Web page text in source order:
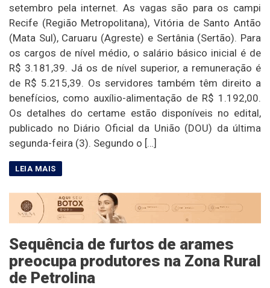
setembro pela internet. As vagas são para os campi
Recife (Região Metropolitana), Vitória de Santo Antão
(Mata Sul), Caruaru (Agreste) e Sertânia (Sertão). Para
os cargos de nível médio, o salário básico inicial é de
R$ 3.181,39. Já os de nível superior, a remuneração é
de R$ 5.215,39. Os servidores também têm direito a
benefícios, como auxílio-alimentação de R$ 1.192,00.
Os detalhes do certame estão disponíveis no edital,
publicado no Diário Oficial da União (DOU) da última
segunda-feira (3). Segundo o […]
Sequência de furtos de arames
preocupa produtores na Zona Rural
de Petrolina